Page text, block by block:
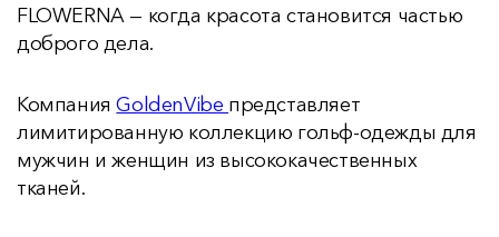
FLOWERNA — когда красота становится частью
доброго дела.
КомпанияGoldenVibe представляет
лимитированную коллекцию гольф-одежды для
мужчин и женщин из высококачественных
тканей.